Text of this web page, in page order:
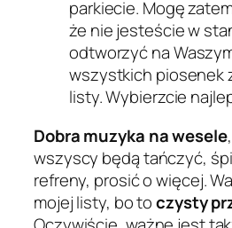
parkiecie. Mogę
że nie jesteście w
odtworzyć na
wszystkich piosenek
listy. Wybierzcie
Dobra muzyka na wesele
wszyscy będą tańczyć,
refreny, prosić o więcej.
mojej listy, bo toczysty